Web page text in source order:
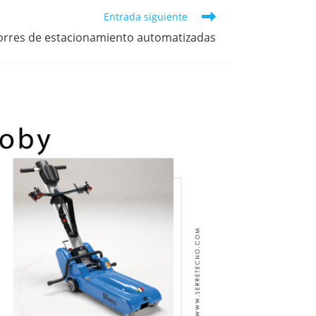
Entrada siguiente
de estacionamiento automatizadas